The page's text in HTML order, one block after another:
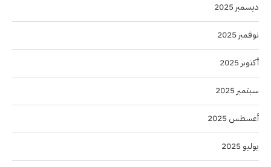
ديسمبر 2025
نوفمبر 2025
أكتوبر 2025
سبتمبر 2025
أغسطس 2025
يوليو 2025